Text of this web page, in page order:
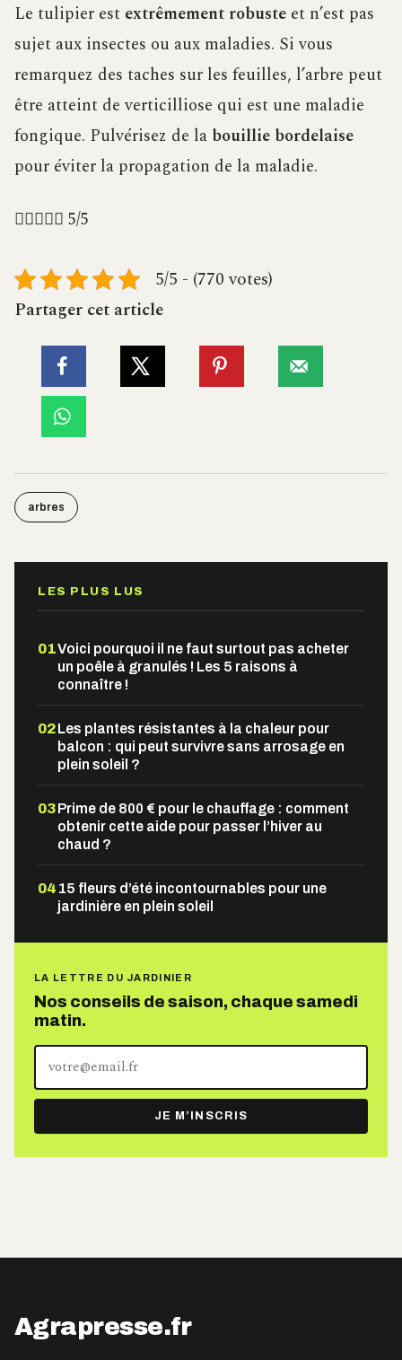
Le tulipier est extrêmement robuste et n’est pas
sujet aux insectes ou aux maladies. Si vous
remarquez des taches sur les feuilles, l’arbre peut
être atteint de verticilliose qui est une maladie
fongique. Pulvérisez de la bouillie bordelaise
pour éviter la propagation de la maladie.
 5/5
5/5 - (770 votes)
Partager cet article
arbres
LES PLUS LUS
01Voici pourquoi il ne faut surtout pas acheter
un poêle à granulés ! Les 5 raisons à
connaître !
02Les plantes résistantes à la chaleur pour
balcon : qui peut survivre sans arrosage en
plein soleil ?
03Prime de 800 € pour le chauffage : comment
obtenir cette aide pour passer l’hiver au
chaud ?
04 15 fleurs d’été incontournables pour une
jardinière en plein soleil
LA LETTRE DU JARDINIER
Nos conseils de saison, chaque samedi
matin.
Votre
adresse
e-
mail
JE M’INSCRIS
Agrapresse.fr